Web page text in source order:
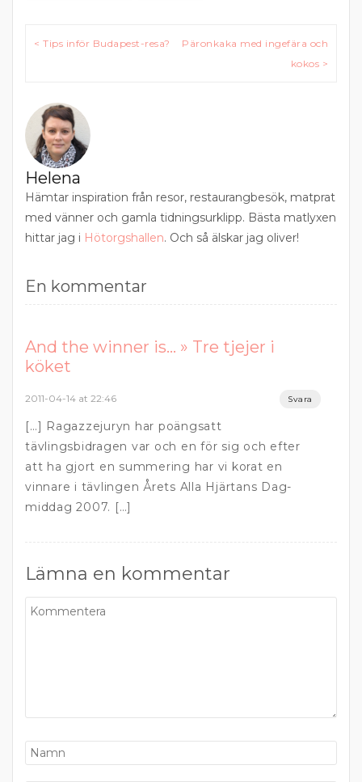
Inläggsnavigering
< Tips inför Budapest-resa?
Päronkaka med ingefära och
kokos >
Helena
Hämtar inspiration från resor, restaurangbesök, matprat
med vänner och gamla tidningsurklipp. Bästa matlyxen
hittar jag i Hötorgshallen. Och så älskar jag oliver!
En kommentar
And the winner is… » Tre tjejer i
köket
2011-04-14 at 22:46 Svara
[…] Ragazzejuryn har poängsatt
tävlingsbidragen var och en för sig och efter
att ha gjort en summering har vi korat en
vinnare i tävlingen Årets Alla Hjärtans Dag-
middag 2007. […]
Lämna en kommentar